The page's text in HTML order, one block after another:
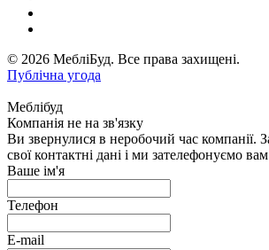
© 2026 МебліБуд. Все права захищені.
Публічна угода
Меблібуд
Компанія не на зв'язку
Ви звернулися в неробочий час компанії.
свої контактні дані і ми зателефонуємо
Ваше ім'я
Телефон
E-mail